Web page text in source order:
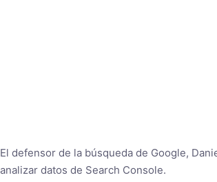
El defensor de la búsqueda de Google,
analizar datos de Search Console.